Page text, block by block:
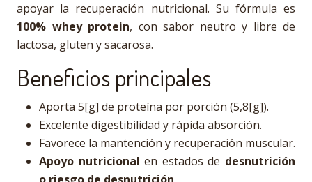
apoyar la recuperación nutricional. Su fórmula es
100% whey protein, con sabor neutro y libre de
lactosa, gluten y sacarosa.
Beneficios principales
Aporta 5[g] de proteína por porción (5,8[g]).
Excelente digestibilidad y rápida absorción.
Favorece la mantención y recuperación muscular.
Apoyo nutricional en estados de desnutrición